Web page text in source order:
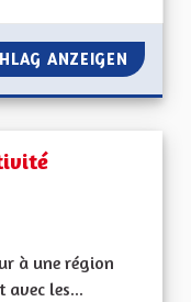
ANZEIGEN USER
à une région
avec les...